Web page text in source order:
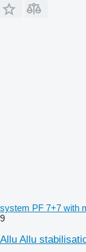
system PF 7+7 with
9
Allu Allu